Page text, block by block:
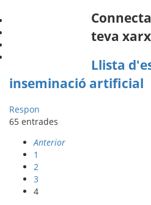
teva
Llista
inseminació artificial
Respon
65 entrades
Anterior
1
2
3
4